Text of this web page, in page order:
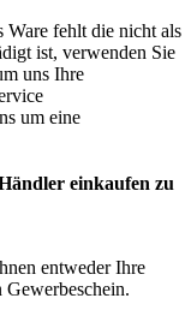
Ware fehlt die nicht als
ist, verwenden Sie
uns Ihre
um eine
einkaufen zu
entweder Ihre